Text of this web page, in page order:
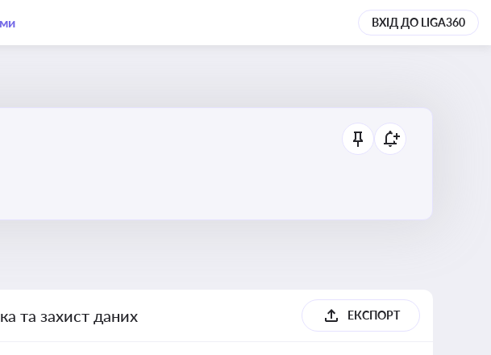
ВХІД ДО LIGA360
та захист даних ЕКСПОРТ